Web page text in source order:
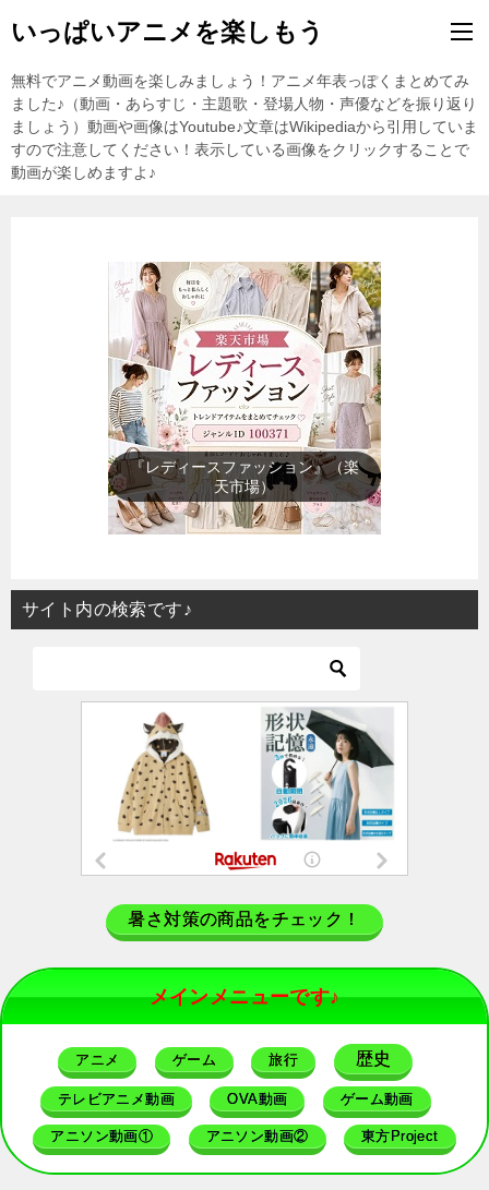
いっぱいアニメを楽しもう
無料でアニメ動画を楽しみましょう！アニメ年表っぽくまとめてみ
ました♪（動画・あらすじ・主題歌・登場人物・声優などを振り返り
ましょう）動画や画像はYoutube♪文章はWikipediaから引用していま
すので注意してください！表示している画像をクリックすることで
動画が楽しめますよ♪
『テレビゲーム』（楽天市場）
サイト内の検索です♪
暑さ対策の商品をチェック！
メインメニューです♪
アニメ ゲーム 旅行 歴史
テレビアニメ動画 OVA動画 ゲーム動画
アニソン動画① アニソン動画② 東方Project